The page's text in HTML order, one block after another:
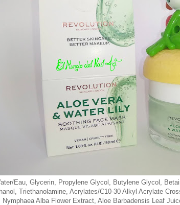
Eau, Glycerin, Propylene Glycol, Butylene Glycol,
Triethanolamine, Acrylates/C10-30 Alkyl Acrylate
Nymphaea Alba Flower Extract, Aloe Barbadensis Leaf